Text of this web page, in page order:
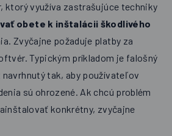
ktorý využíva zastrašujúce techniky
obete k inštalácii škodlivého
Zvyčajne požaduje platby za
Typickým príkladom je falošný
tak, aby používateľov
sú ohrozené. Ak chcú problém
konkrétny, zvyčajne